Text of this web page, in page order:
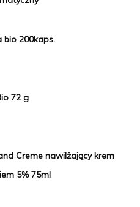
bio 200kaps.
72 g
Creme nawilżający krem
5% 75ml